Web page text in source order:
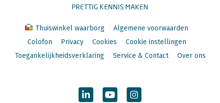
PRETTIG KENNIS MAKEN
Thuiswinkel waarborg
Algemene voorwaarden
Colofon
Privacy Cookies
Cookie instellingen
Toegankelijkheidsverklaring
Service & Contact Over ons